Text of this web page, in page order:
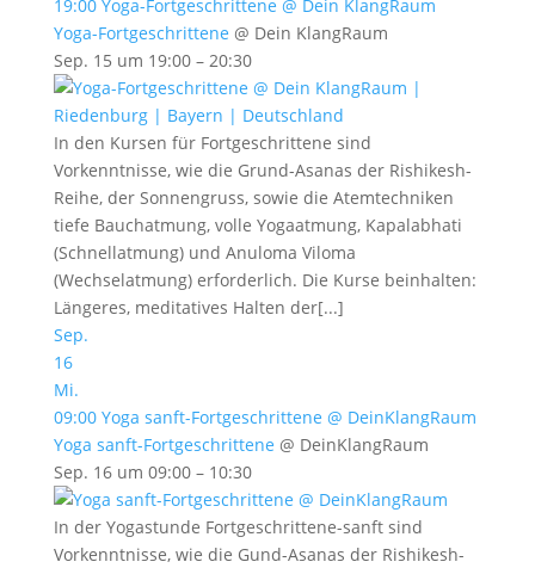
19:00 Yoga-Fortgeschrittene @ Dein KlangRaum
Yoga-Fortgeschrittene @ Dein KlangRaum
Sep. 15 um 19:00 – 20:30
In den Kursen für Fortgeschrittene sind
Vorkenntnisse, wie die Grund-Asanas der Rishikesh-
Reihe, der Sonnengruss, sowie die Atemtechniken
tiefe Bauchatmung, volle Yogaatmung, Kapalabhati
(Schnellatmung) und Anuloma Viloma
(Wechselatmung) erforderlich. Die Kurse beinhalten:
Längeres, meditatives Halten der[...]
Sep.
16
Mi.
09:00 Yoga sanft-Fortgeschrittene @ DeinKlangRaum
Yoga sanft-Fortgeschrittene @ DeinKlangRaum
Sep. 16 um 09:00 – 10:30
In der Yogastunde Fortgeschrittene-sanft sind
Vorkenntnisse, wie die Gund-Asanas der Rishikesh-